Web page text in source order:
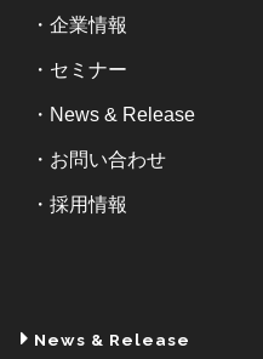
企業情報
セミナー
News & Release
お問い合わせ
採用情報
News & Release